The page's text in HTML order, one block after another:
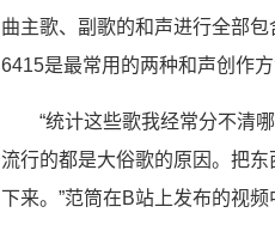
曲主歌、副歌的和声进行全部
6415是最常用的两种和声创作方
“统计这些歌我经常分不清
流行的都是大俗歌的原因。把
下来。”范筒在B站上发布的视频